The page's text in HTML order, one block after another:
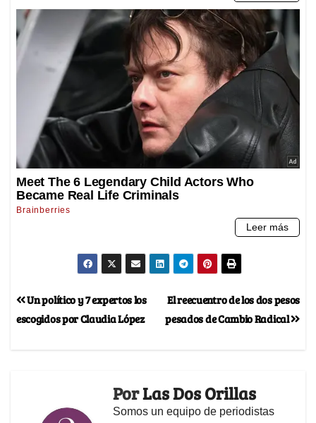
El reecuentro de los dos pesos
pesados de Cambio Radical
Un político y 7 expertos los
escogidos por Claudia López
PorLas Dos Orillas
Somos un equipo de periodistas